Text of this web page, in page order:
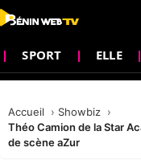
SPORT ELLE
Accueil
Showbiz
Théo Camion de la Star
de scène aZur